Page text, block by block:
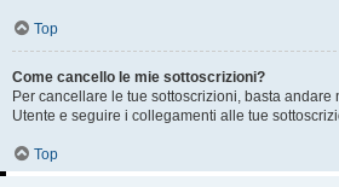
Top
Come cancello le mie sottoscrizioni?
Per cancellare le tue sottoscrizioni, basta
Utente e seguire i collegamenti alle tue
Top